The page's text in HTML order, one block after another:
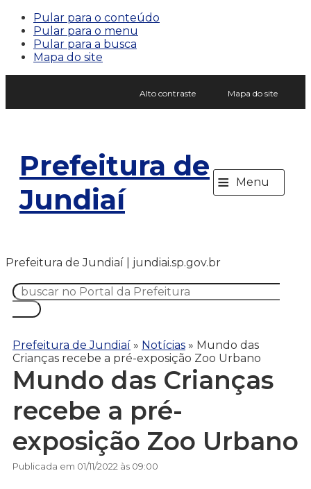
Pular para o conteúdo
Pular para o menu
Pular para a busca
Mapa do site
Alto contraste Mapa do site
Prefeitura de
Jundiaí
≡ Menu
Prefeitura de Jundiaí | jundiai.sp.gov.br
Prefeitura de Jundiaí » Notícias » Mundo das
Crianças recebe a pré-exposição Zoo Urbano
Mundo das Crianças
recebe a pré-
exposição Zoo Urbano
Publicada em 01/11/2022 às 09:00